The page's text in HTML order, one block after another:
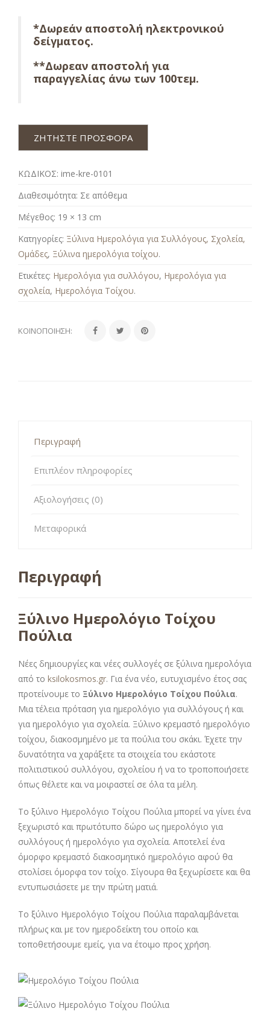
*Δωρεάν αποστολή ηλεκτρονικού
δείγματος.
**Δωρεαν αποστολή για
παραγγελίας άνω των 100τεμ.
ΖΗΤΗΣΤΕ ΠΡΟΣΦΟΡΑ
ΚΩΔΙΚΟΣ: ime-kre-0101
Διαθεσιμότητα: Σε απόθεμα
Μέγεθος: 19 × 13 cm
Κατηγορίες: Ξύλινα Ημερολόγια για Συλλόγους, Σχολεία,
Ομάδες, Ξύλινα ημερολόγια τοίχου.
Ετικέτες: Ημερολόγια για συλλόγου, Ημερολόγια για
σχολεία, Ημερολόγια Τοίχου.
ΚΟΙΝΟΠΟΊΗΣΗ:
Περιγραφή
Επιπλέον πληροφορίες
Αξιολογήσεις (0)
Μεταφορικά
Περιγραφή
Ξύλινο Ημερολόγιο Τοίχου
Πούλια
Νέες δημιουργίες και νέες συλλογές σε ξύλινα ημερολόγια
από το ksilokosmos.gr. Για ένα νέο, ευτυχισμένο έτος σας
προτείνουμε το Ξύλινο Ημερολόγιο Τοίχου Πούλια.
Μια τέλεια πρόταση για ημερολόγιο για συλλόγους ή και
για ημερολόγιο για σχολεία. Ξύλινο κρεμαστό ημερολόγιο
τοίχου, διακοσμημένο με τα πούλια του σκάκι. Έχετε την
δυνατότητα να χαράξετε τα στοιχεία του εκάστοτε
πολιτιστικού συλλόγου, σχολείου ή να το τροποποιήσετε
όπως θέλετε και να μοιραστεί σε όλα τα μέλη.
Το ξύλινο Ημερολόγιο Τοίχου Πούλια μπορεί να γίνει ένα
ξεχωριστό και πρωτότυπο δώρο ως ημερολόγιο για
συλλόγους ή ημερολόγιο για σχολεία. Αποτελεί ένα
όμορφο κρεμαστό διακοσμητικό ημερολόγιο αφού θα
στολίσει όμορφα τον τοίχο. Σίγουρα θα ξεχωρίσετε και θα
εντυπωσιάσετε με την πρώτη ματιά.
Το ξύλινο Ημερολόγιο Τοίχου Πούλια παραλαμβάνεται
πλήρως και με τον ημεροδείκτη του οποίο και
τοποθετήσουμε εμείς, για να έτοιμο προς χρήση.